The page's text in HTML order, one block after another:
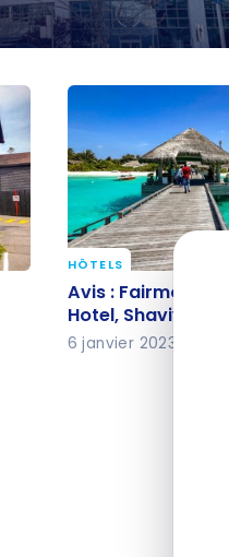
Avis : Fairmont
Hotel, Shaviyani
HÔTELS
Avis : Fairmont
Hotel, Shaviyani
6 janvier 2023